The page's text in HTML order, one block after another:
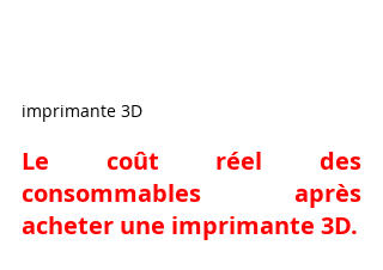
imprimante 3D
Le coût réel des
consommables après
acheter une imprimante 3D.